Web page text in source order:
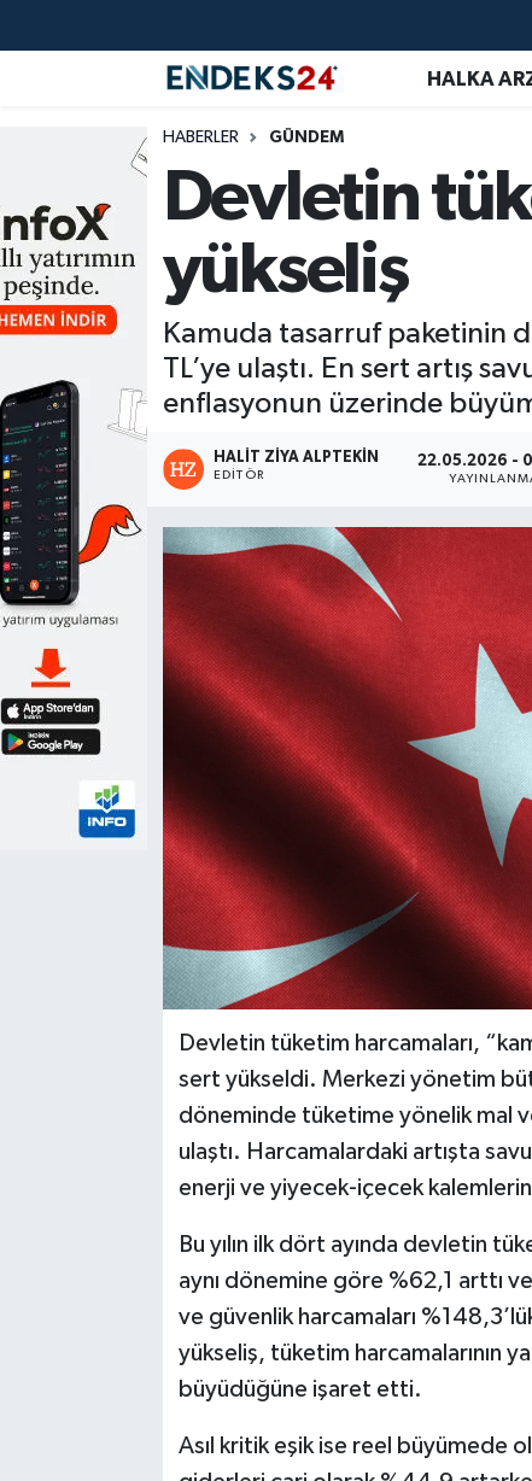
HALKA
HABERLER GÜNDEM
Devletin
yükseliş
Kamuda tasarruf paketinin
TL’ye ulaştı. En sert artış
enflasyonun üzerinde
HALIT ZIYA ALPTEKIN
EDITÖR
22.05.2026 -
Devletin tüketim harcamaları,
sert yükseldi. Merkezi yönetim
döneminde tüketime yönelik mal
ulaştı. Harcamalardaki artışta
enerji ve yiyecek-içecek
Bu yılın ilk dört ayında devletin
aynı dönemine göre %62,1 arttı
ve güvenlik harcamaları
yükseliş, tüketim harcamalarının
büyüdüğüne işaret etti.
Asıl kritik eşik ise reel büyümede
GÜNDEM
HALKA ARZ
KRİPTO
OTOMOTİV
PİYASALAR
SAVUNMA
Nöbetçi Eczaneler
Hava Durumu
Trafik Durumu
Süper Lig Puan Durumu ve Fikstür
Tüm Manşetler
Son Dakika Haberleri
Haber Arşivi